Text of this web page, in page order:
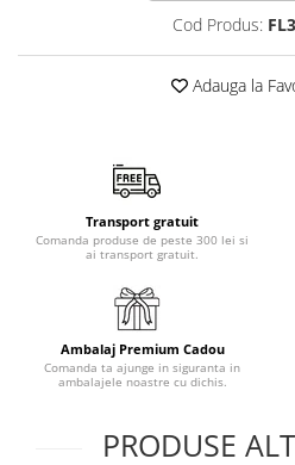
Cod Produs:
Adauga la
Transport gratuit
Comanda produse de peste 300 lei si
ai transport gratuit.
Ambalaj Premium Cadou
Comanda ta ajunge in siguranta in
ambalajele noastre cu dichis.
PRODUSE